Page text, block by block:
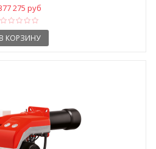
275 руб
В КОРЗИНУ